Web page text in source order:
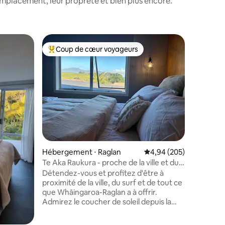
: 4,94 sur 5
Coups de cœur voyageurs les plus appréciés
Coup de cœur voyageurs
Hébergement ⋅ Raglan Évaluation moyenne
4,94 (205)
Te Aka Raukura - proche de la ville et du
surf
Détendez-vous et profitez d'être à
proximité de la ville, du surf et de tout ce
que Whāingaroa-Raglan a à offrir.
Admirez le coucher de soleil depuis la